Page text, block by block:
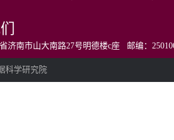
济南市山大南路27号明德楼c座 邮编：
科学研究院